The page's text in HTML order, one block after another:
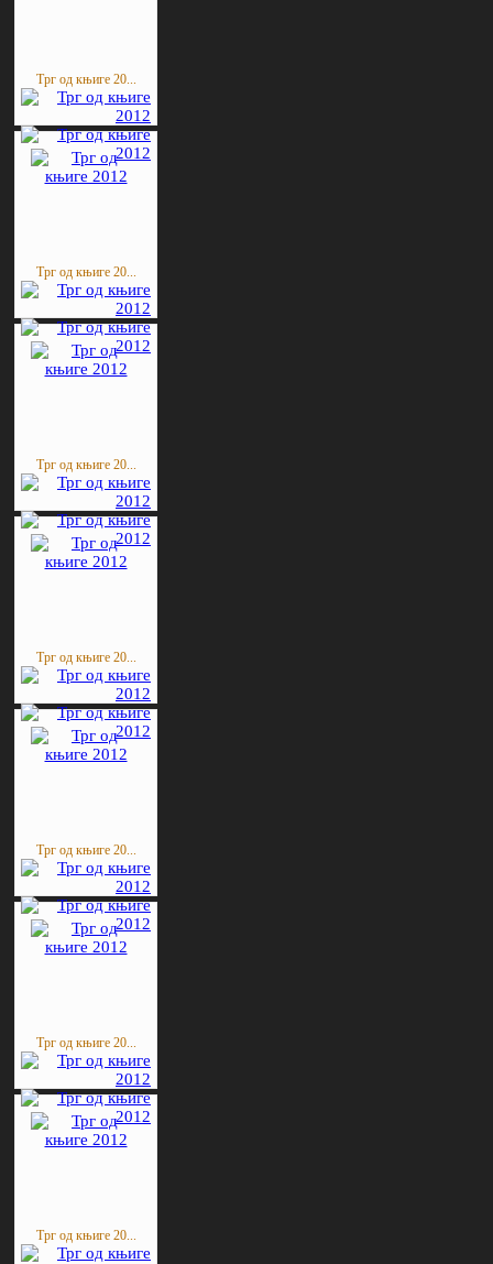
Трг од књиге 20...
Трг од књиге 20...
Трг од књиге 20...
Трг од књиге 20...
Трг од књиге 20...
Трг од књиге 20...
Трг од књиге 20...